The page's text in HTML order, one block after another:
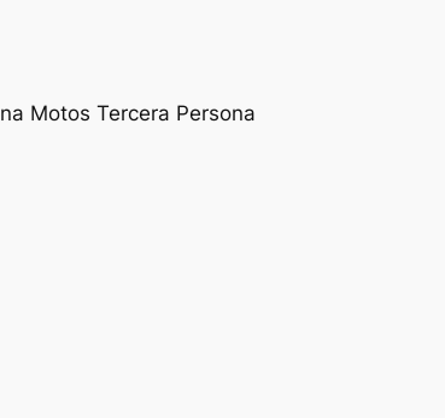
Motos Tercera Persona